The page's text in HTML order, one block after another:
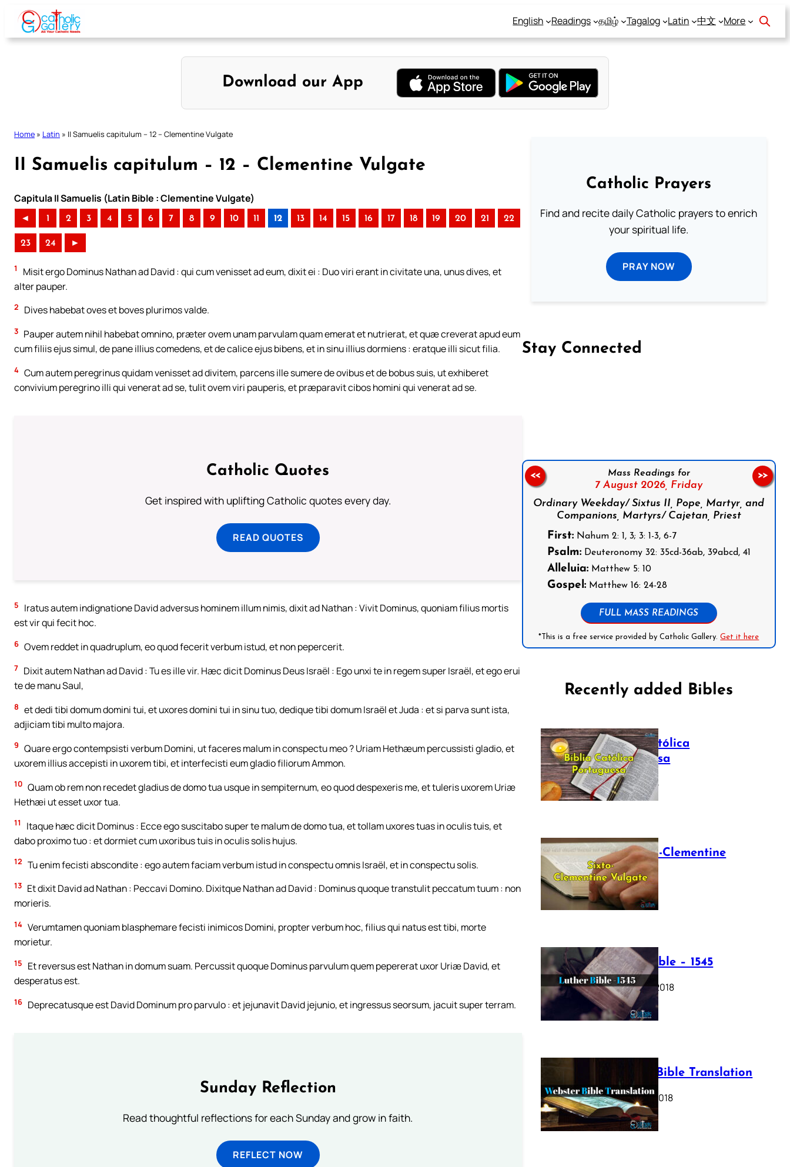
Skip
content
English Readings தமிழ் Tagalog Latin 中文 More
Download our App
Home » Latin » II Samuelis capitulum – 12 – Clementine Vulgate
II Samuelis capitulum – 12 – Clementine Vulgate
Capitula II Samuelis (Latin Bible : Clementine Vulgate)
◄ 1 2 3 4 5 6 7 8 9 10 11 12 13 14 15 16 17 18 19 20 21 22
23 24 ►
1
Misit ergo Dominus Nathan ad David : qui cum venisset ad eum, dixit ei : Duo viri erant in civitate una, unus dives, et
alter pauper.
2 Dives habebat oves et boves plurimos valde.
3 Pauper autem nihil habebat omnino, præter ovem unam parvulam quam emerat et nutrierat, et quæ creverat apud eum
cum filiis ejus simul, de pane illius comedens, et de calice ejus bibens, et in sinu illius dormiens : eratque illi sicut filia.
4 Cum autem peregrinus quidam venisset ad divitem, parcens ille sumere de ovibus et de bobus suis, ut exhiberet
convivium peregrino illi qui venerat ad se, tulit ovem viri pauperis, et præparavit cibos homini qui venerat ad se.
Catholic Quotes
Get inspired with uplifting Catholic quotes every day.
READ QUOTES
5
Iratus autem indignatione David adversus hominem illum nimis, dixit ad Nathan : Vivit Dominus, quoniam filius mortis
est vir qui fecit hoc.
6 Ovem reddet in quadruplum, eo quod fecerit verbum istud, et non pepercerit.
7 Dixit autem Nathan ad David : Tu es ille vir. Hæc dicit Dominus Deus Israël : Ego unxi te in regem super Israël, et ego erui
te de manu Saul,
8 et dedi tibi domum domini tui, et uxores domini tui in sinu tuo, dedique tibi domum Israël et Juda : et si parva sunt ista,
adjiciam tibi multo majora.
9 Quare ergo contempsisti verbum Domini, ut faceres malum in conspectu meo ? Uriam Hethæum percussisti gladio, et
uxorem illius accepisti in uxorem tibi, et interfecisti eum gladio filiorum Ammon.
10 Quam ob rem non recedet gladius de domo tua usque in sempiternum, eo quod despexeris me, et tuleris uxorem Uriæ
Hethæi ut esset uxor tua.
11
Itaque hæc dicit Dominus : Ecce ego suscitabo super te malum de domo tua, et tollam uxores tuas in oculis tuis, et
dabo proximo tuo : et dormiet cum uxoribus tuis in oculis solis hujus.
12 Tu enim fecisti abscondite : ego autem faciam verbum istud in conspectu omnis Israël, et in conspectu solis.
13 Et dixit David ad Nathan : Peccavi Domino. Dixitque Nathan ad David : Dominus quoque transtulit peccatum tuum : non
morieris.
14 Verumtamen quoniam blasphemare fecisti inimicos Domini, propter verbum hoc, filius qui natus est tibi, morte
morietur.
15
Et reversus est Nathan in domum suam. Percussit quoque Dominus parvulum quem pepererat uxor Uriæ David, et
desperatus est.
16 Deprecatusque est David Dominum pro parvulo : et jejunavit David jejunio, et ingressus seorsum, jacuit super terram.
Sunday Reflection
Read thoughtful reflections for each Sunday and grow in faith.
REFLECT NOW
Catholic Prayers
Find and recite daily Catholic prayers to enrich
your spiritual life.
PRAY NOW
Stay Connected
Mass Readings for
7 August 2026, Friday
Ordinary Weekday/ Sixtus II, Pope, Martyr, and
Companions, Martyrs/ Cajetan, Priest
First:Nahum 2: 1, 3; 3: 1-3, 6-7
Psalm:Deuteronomy 32: 35cd-36ab, 39abcd, 41
Alleluia:Matthew 5: 10
Gospel:Matthew 16: 24-28
FULL MASS READINGS
*This is a free service provided by Catholic Gallery.Get it here
<< >>
Recently added Bibles
Bíblia Católica
Portuguesa
July 16, 2025
The Sixto-Clementine
Vulgate
July 12, 2025
Luther Bible – 1545
October 17, 2018
Webster Bible Translation
October 11, 2018